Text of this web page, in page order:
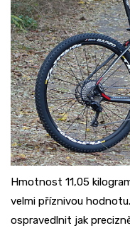
Hmotnost 11,05
velmi příznivou
ospravedlnit jak